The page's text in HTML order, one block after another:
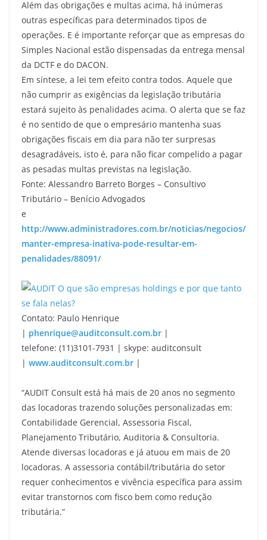
Além das obrigações e multas acima, há inúmeras
outras específicas para determinados tipos de
operações. E é importante reforçar que as empresas do
Simples Nacional estão dispensadas da entrega mensal
da DCTF e do DACON.
Em síntese, a lei tem efeito contra todos. Aquele que
não cumprir as exigências da legislação tributária
estará sujeito às penalidades acima. O alerta que se faz
é no sentido de que o empresário mantenha suas
obrigações fiscais em dia para não ter surpresas
desagradáveis, isto é, para não ficar compelido a pagar
as pesadas multas previstas na legislação.
Fonte: Alessandro Barreto Borges – Consultivo
Tributário – Benício Advogados
e
http://www.administradores.com.br/noticias/negocios/
manter-empresa-inativa-pode-resultar-em-
penalidades/88091/
Contato: Paulo Henrique
| phenrique@auditconsult.com.br |
telefone: (11)3101-7931 | skype: auditconsult
| www.auditconsult.com.br |
“AUDIT Consult está há mais de 20 anos no segmento
das locadoras trazendo soluções personalizadas em:
Contabilidade Gerencial, Assessoria Fiscal,
Planejamento Tributário, Auditoria & Consultoria.
Atende diversas locadoras e já atuou em mais de 20
locadoras. A assessoria contábil/tributária do setor
requer conhecimentos e vivência específica para assim
evitar transtornos com fisco bem como redução
tributária.”